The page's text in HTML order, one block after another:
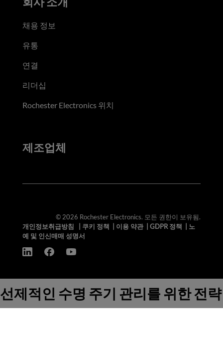
채용 정보
유통
연결
리더십
Rochester Electronics 위치
제조업체
© 2026 Rochester Electronics. 모든 권한이 보유됨.
개인정보취급방침
쿠키 정책 이용 약관| GDPR 정책
노
예 및 인신매매 성명서
선제적인 수명 주기 관리를 위한 전략